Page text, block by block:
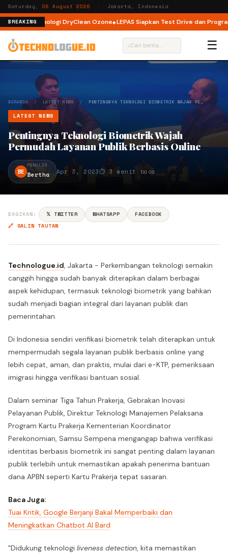
Saturday,08 August 2026 · Jakarta, Indonesia
BREAKINGTeknologi DryClean Ozone LEPAS Siapkan Test Drive dan Program
⌕ ☰
BERANDA/ LATEST NEWS / PENTINGNYA TEKNOLOGI BIOMETRIK WAJAH PE…
LATEST NEWS
Pentingnya Teknologi Biometrik Wajah
Permudah Layanan Publik Berbasis Online
BE
PENULIS
Bertha Apr 3, 2023⏱ 3 menit baca
BAGIKAN: 𝕏 TWITTER WHATSAPP
FACEBOOK
🔗 SALIN TAUTAN
Technologue.id, Jakarta - Perkembangan teknologi semakin
canggih hingga sudah banyak diterapkan dalam berbagai
aspek kehidupan, termasuk teknologi biometrik yang bahkan
sudah menjadi bagian integral dari layanan publik dan
pemerintahan.
Di Indonesia sendiri verifikasi biometrik telah diterapkan untuk
mempermudah segala layanan publik berbasis online yang
lebih cepat, aman, dan praktis, mulai dari e-KTP, pemeriksaan
imigrasi hingga verifikasi bantuan sosial.
Dalam seminar Tiga Tahun Prakerja, Gebrakan Inovasi
Pelayanan Publik, Direktur Teknologi Manajemen Pelaksana
Program Kartu Prakerja Kementerian Koordinator
Perekonomian, Samsu Sempena mengangap bahwa verifikasi
identitas berbasis biometrik ini sangat penting dalam layanan
publik terlebih untuk memastikan apakah penerima bantuan
dana APBN seperti Kartu Prakerja tepat sasaran.
Baca Juga:
Tuai Kritik, Google Berjanji Bakal Memperbaiki dan
Meningkatkan Chatbot AI Bard
"Didukung teknologi liveness detection, kita memastikan